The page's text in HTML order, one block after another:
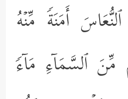
أَمَنَةࣰ مِّنۡهُ
مِّنَ ٱلسَّمَاۤءِ مَاۤءࣰ